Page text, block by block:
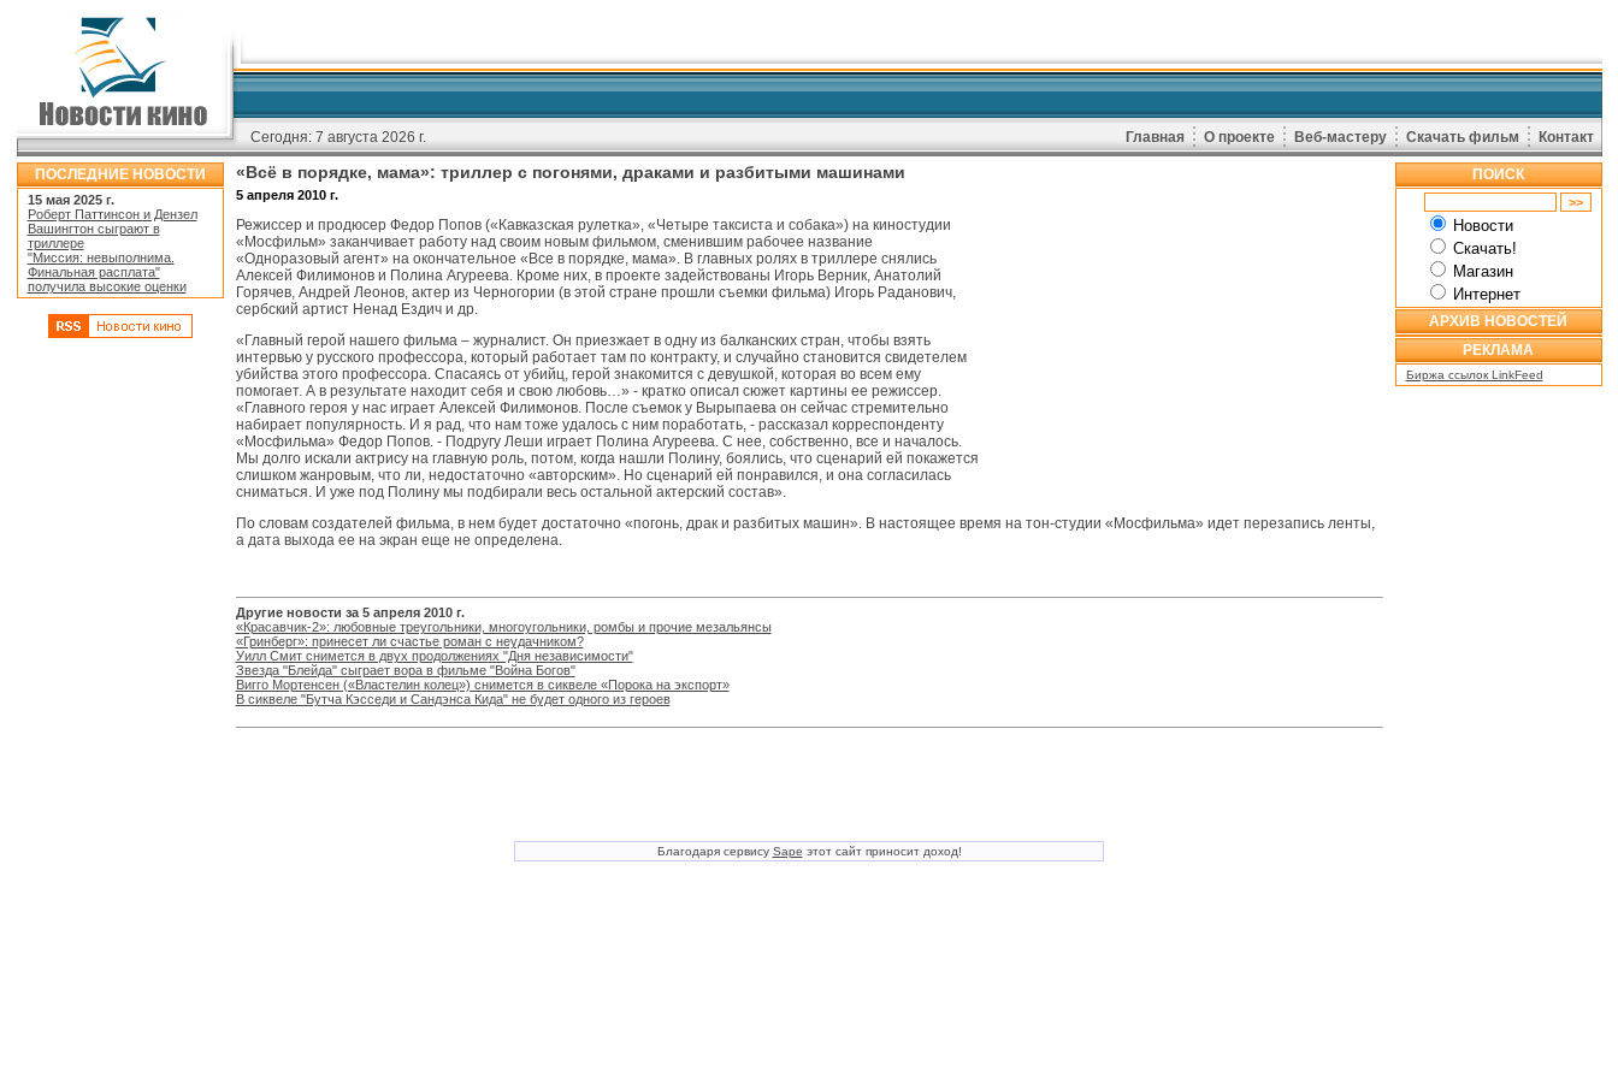
Сегодня: 7 августа 2026 г. Главная О проекте Веб-мастеру Скачать фильм Контакт
ПОСЛЕДНИЕ НОВОСТИ
15 мая 2025 г.
Роберт Паттинсон и Дензел
Вашингтон сыграют в
триллере
"Миссия: невыполнима.
Финальная расплата"
получила высокие оценки
«Всё в порядке, мама»: триллер с погонями, драками и разбитыми машинами
5 апреля 2010 г.
Режиссер и продюсер Федор Попов («Кавказская рулетка», «Четыре таксиста и собака») на киностудии
«Мосфильм» заканчивает работу над своим новым фильмом, сменившим рабочее название
«Одноразовый агент» на окончательное «Все в порядке, мама». В главных ролях в триллере снялись
Алексей Филимонов и Полина Агуреева. Кроме них, в проекте задействованы Игорь Верник, Анатолий
Горячев, Андрей Леонов, актер из Черногории (в этой стране прошли съемки фильма) Игорь Раданович,
сербский артист Ненад Ездич и др.
«Главный герой нашего фильма – журналист. Он приезжает в одну из балканских стран, чтобы взять
интервью у русского профессора, который работает там по контракту, и случайно становится свидетелем
убийства этого профессора. Спасаясь от убийц, герой знакомится с девушкой, которая во всем ему
помогает. А в результате находит себя и свою любовь…» - кратко описал сюжет картины ее режиссер.
«Главного героя у нас играет Алексей Филимонов. После съемок у Вырыпаева он сейчас стремительно
набирает популярность. И я рад, что нам тоже удалось с ним поработать, - рассказал корреспонденту
«Мосфильма» Федор Попов. - Подругу Леши играет Полина Агуреева. С нее, собственно, все и началось.
Мы долго искали актрису на главную роль, потом, когда нашли Полину, боялись, что сценарий ей покажется
слишком жанровым, что ли, недостаточно «авторским». Но сценарий ей понравился, и она согласилась
сниматься. И уже под Полину мы подбирали весь остальной актерский состав».
По словам создателей фильма, в нем будет достаточно «погонь, драк и разбитых машин». В настоящее время на тон-студии «Мосфильма» идет перезапись ленты,
а дата выхода ее на экран еще не определена.
Другие новости за 5 апреля 2010 г.
«Красавчик-2»: любовные треугольники, многоугольники, ромбы и прочие мезальянсы
«Гринберг»: принесет ли счастье роман с неудачником?
Уилл Смит снимется в двух продолжениях "Дня независимости"
Звезда "Блейда" сыграет вора в фильме "Война Богов"
Вигго Мортенсен («Властелин колец») снимется в сиквеле «Порока на экспорт»
В сиквеле "Бутча Кэсседи и Сандэнса Кида" не будет одного из героев
Благодаря сервису Sape этот сайт приносит доход!
ПОИСК
Новости
Скачать!
Магазин
Интернет
АРХИВ НОВОСТЕЙ
РЕКЛАМА
Биржа ссылок LinkFeed